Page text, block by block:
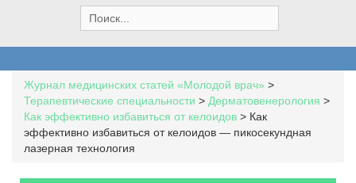
e
a
h
f
o
r
:
Журнал медицинских статей «Молодой врач» >
Терапевтические специальности > Дерматовенерология >
Как эффективно избавиться от келоидов > Как
эффективно избавиться от келоидов — пикосекундная
лазерная технология